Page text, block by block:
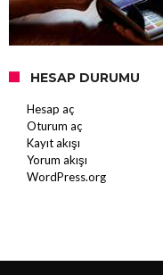
HESAP DURUMU
Hesap aç
Oturum aç
Kayıt akışı
Yorum akışı
WordPress.org